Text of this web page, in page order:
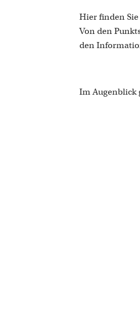
Hier finden
Von den
den
Im Augenblick